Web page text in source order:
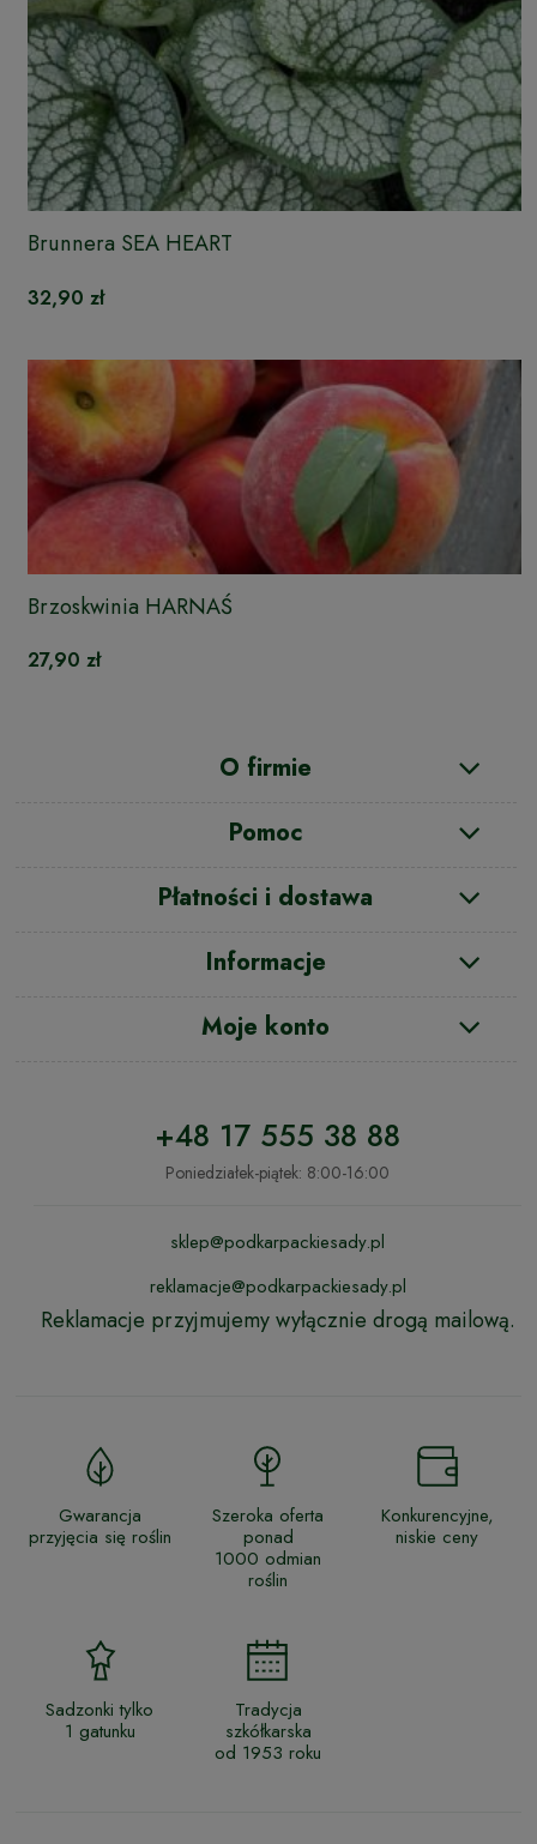
Brunnera SEA HEART
32,90 zł
Brzoskwinia HARNAŚ
27,90 zł
O firmie
Pomoc
Płatności i dostawa
Informacje
Moje konto
+48 17 555 38 88
Poniedziałek-piątek: 8:00-16:00
sklep@podkarpackiesady.pl
reklamacje@podkarpackiesady.pl
Reklamacje przyjmujemy wyłącznie drogą mailową.
Gwarancja
przyjęcia się roślin
Szeroka oferta
ponad
1000 odmian
roślin
Konkurencyjne,
niskie ceny
Sadzonki tylko
1 gatunku
Tradycja
szkółkarska
od 1953 roku